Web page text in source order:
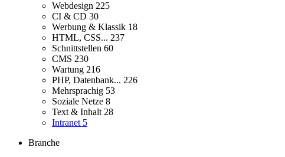
Webdesign 225
CI & CD 30
Werbung & Klassik 18
HTML, CSS... 237
Schnittstellen 60
CMS 230
Wartung 216
PHP, Datenbank... 226
Mehrsprachig 53
Soziale Netze 8
Text & Inhalt 28
Intranet 5
Branche